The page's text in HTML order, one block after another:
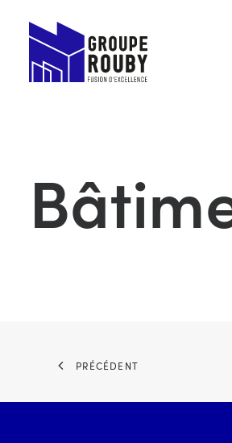
PRÉCÉDENT